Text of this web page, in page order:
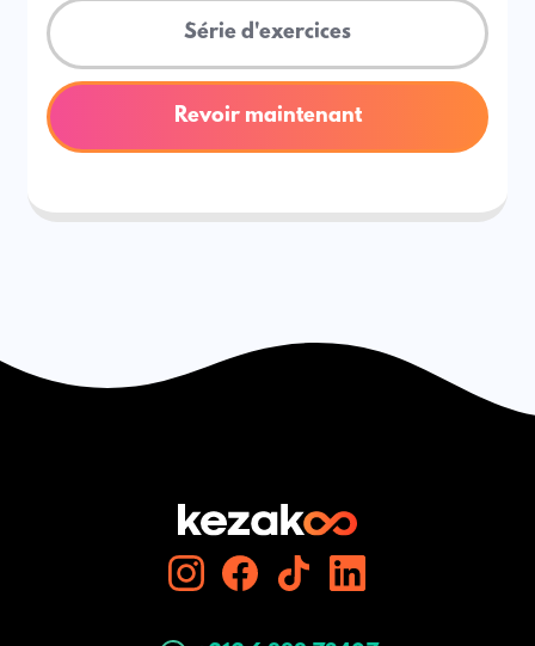
Série d'exercices
Revoir maintenant